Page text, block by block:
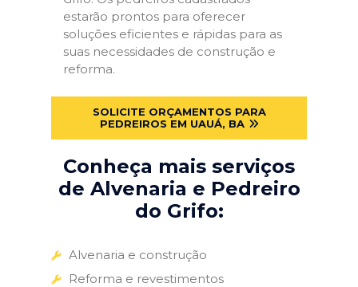
estarão prontos para oferecer
soluções eficientes e rápidas para as
suas necessidades de construção e
reforma.
SOLICITE ORÇAMENTOS PARA
PEDREIROS EM UAUÁ, BA
Conheça mais serviços
de Alvenaria e Pedreiro
do Grifo:
Alvenaria e construção
Reforma e revestimentos